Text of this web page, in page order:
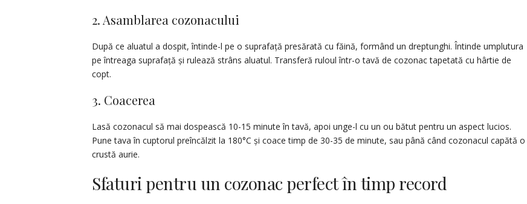
2. Asamblarea cozonacului
După ce aluatul a dospit, întinde-l pe o suprafață presărată cu făină, formând un dreptunghi. Întinde umplutura
pe întreaga suprafață și rulează strâns aluatul. Transferă ruloul într-o tavă de cozonac tapetată cu hârtie de
copt.
3. Coacerea
Lasă cozonacul să mai dospească 10-15 minute în tavă, apoi unge-l cu un ou bătut pentru un aspect lucios.
Pune tava în cuptorul preîncălzit la 180°C și coace timp de 30-35 de minute, sau până când cozonacul capătă o
crustă aurie.
Sfaturi pentru un cozonac perfect în timp record